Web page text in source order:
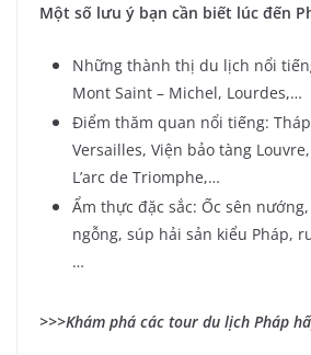
Một số lưu ý bạn cần biết lúc đến
Những thành thị du lịch nổi
Mont Saint – Michel, Lourdes,…
Điểm thăm quan nổi tiếng:
Versailles, Viện bảo tàng
L’arc de Triomphe,…
Ẩm thực đặc sắc: Ốc sên
ngỗng, súp hải sản kiểu Pháp,
…
>>>Khám phá các tour du lịch Pháp